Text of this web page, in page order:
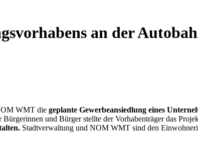
an der
WMT die geplante Gewerbeansiedlung eines
und Bürger stellte der Vorhabenträger das
Stadtverwaltung und NOM WMT sind den